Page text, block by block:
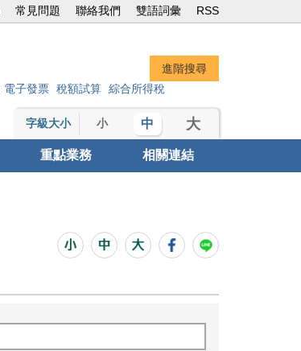
常見問題 聯絡我們 雙語詞彙 RSS
電子發票 稅額試算 綜合所得稅
字級大小 小 中 大
重點業務 相關連結